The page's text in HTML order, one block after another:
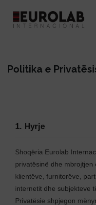
Politika e
1. Hyrje
Shoqëria Eurolab
privatësinë dhe
klientëve, furnitorëve,
internetit dhe subjekteve
Privatësie shpjegon